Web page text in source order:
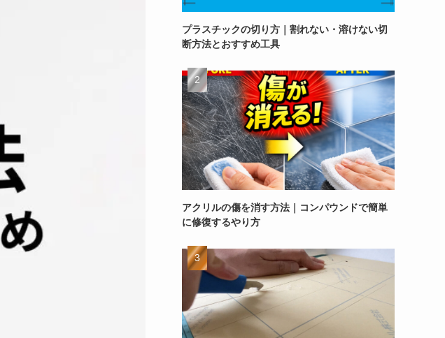
プラスチックの切り方｜割れない・溶けない切
断方法とおすすめ工具
アクリルの傷を消す方法｜コンパウンドで簡単
に修復するやり方